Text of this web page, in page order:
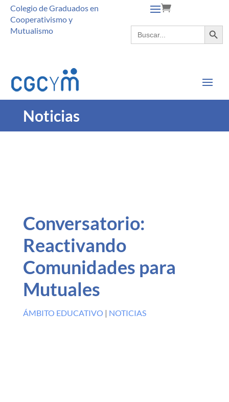
Colegio de Graduados en
Cooperativismo y
Mutualismo
Buscar: Botón de
Noticias
Conversatorio:
Reactivando
Comunidades para
Mutuales
ÁMBITO EDUCATIVO | NOTICIAS